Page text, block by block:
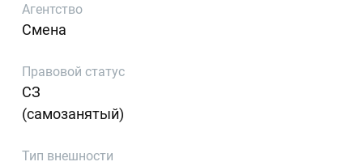
Агентство
Смена
Правовой статус
СЗ
(самозанятый)
Тип внешности